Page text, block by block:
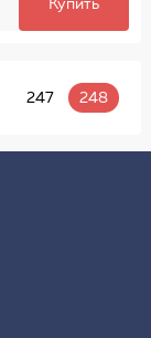
Купить
247 248